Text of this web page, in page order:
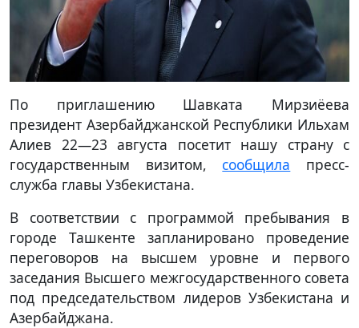
По приглашению Шавката Мирзиёева
президент Азербайджанской Республики Ильхам
Алиев 22—23 августа посетит нашу страну с
государственным визитом, сообщила пресс-
служба главы Узбекистана.
В соответствии с программой пребывания в
городе Ташкенте запланировано проведение
переговоров на высшем уровне и первого
заседания Высшего межгосударственного совета
под председательством лидеров Узбекистана и
Азербайджана.